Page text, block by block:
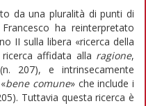
da una pluralità di punti di
ha reinterpretato
II sulla libera «ricerca della
affidata alla ragione,
207), e intrinsecamente
bene comune» che include i
Tuttavia questa ricerca è